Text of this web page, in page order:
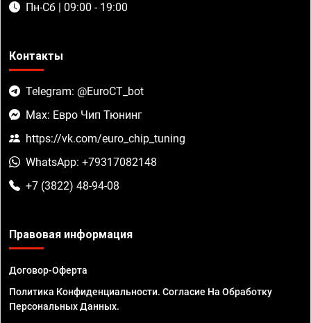
Пн-Сб | 09:00 - 19:00
Контакты
Telegram: @EuroCT_bot
Max: Евро Чип Тюнинг
https://vk.com/euro_chip_tuning
WhatsApp: +79317082148
+7 (3822) 48-94-08
Правовая информация
Договор-Оферта
Политика Конфиденциальности. Согласие На Обработку
Персональных Данных.